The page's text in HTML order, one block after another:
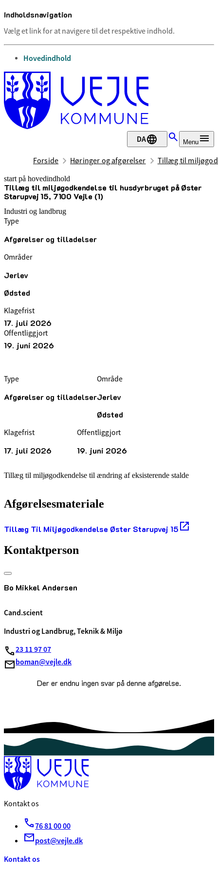
Indholdsnavigation
Vælg et link for at navigere til det respektive indhold.
gå til
Hovedindhold
DA Menu
Forside Høringer og afgørelser Tillæg til
start på hovedindhold
Tillæg til miljøgodkendelse til husdyrbruget på Øster
Starupvej 15, 7100 Vejle (1)
senest opdateret 19. juni 2026
Industri og landbrug
Type
Afgørelser og tilladelser
Områder
Jerlev
Ødsted
Klagefrist
17. juli 2026
Offentliggjort
19. juni 2026
Type
Afgørelser og tilladelser
Område
Jerlev
Ødsted
Klagefrist
17. juli 2026
Offentliggjort
19. juni 2026
Tillæg til miljøgodkendelse til ændring af eksisterende stalde
Afgørelsesmateriale
Tillæg Til Miljøgodkendelse Øster Starupvej 15
Kontaktperson
Bo Mikkel Andersen
Cand.scient
Industri og Landbrug, Teknik & Miljø
23 11 97 07
boman@vejle.dk
Der er endnu ingen svar på denne afgørelse.
Kontakt os
76 81 00 00
post@vejle.dk
Kontakt os